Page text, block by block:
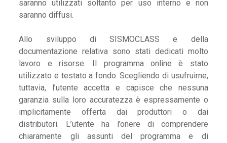
saranno utilizzati soltanto per uso interno e non
saranno diffusi.
Allo sviluppo di SISMOCLASS e della
documentazione relativa sono stati dedicati molto
lavoro e risorse. Il programma online è stato
utilizzato e testato a fondo. Scegliendo di usufruirne,
tuttavia, l’utente accetta e capisce che nessuna
garanzia sulla loro accuratezza è espressamente o
implicitamente offerta dai produttori o dai
distributori. L’utente ha l’onere di comprendere
chiaramente gli assunti del programma e di